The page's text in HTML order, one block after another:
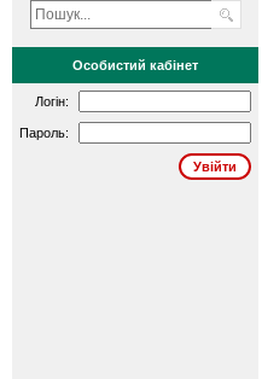
Особистий кабінет
Логін:
Пароль: